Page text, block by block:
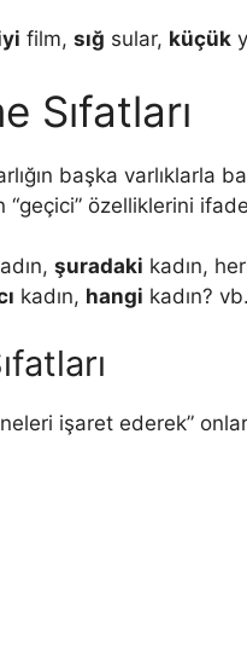
film, sığ sular, küçük
Sıfatları
başka varlıklarla
“geçici” özelliklerini
şuradaki kadın,
kadın, hangi kadın?
işaret ederek”